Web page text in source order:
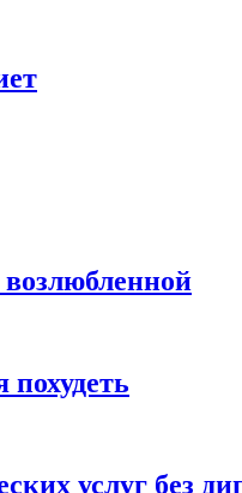
похудеть
услуг без